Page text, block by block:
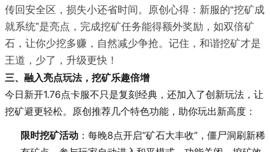
传回安全区，损失小还省时间。原创心得：新服的“挖矿成
就系统”是亮点，完成挖矿任务能得额外奖励，如双倍矿
石，让你少挖多赚，自然减少争抢。记住，和谐挖矿才是
王道，少了，升级更快！
三、融入亮点玩法，挖矿乐趣倍增
今日新开1.76点卡服不只是复刻经典，还加入了创新玩法，让
挖矿避更轻松。原创推荐几个特色功能，助你玩出新高度：
限时挖矿活动：每晚8点开启“矿石大丰收”，僵尸洞刷新稀